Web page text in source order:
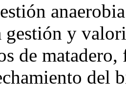
gestión y
de
del